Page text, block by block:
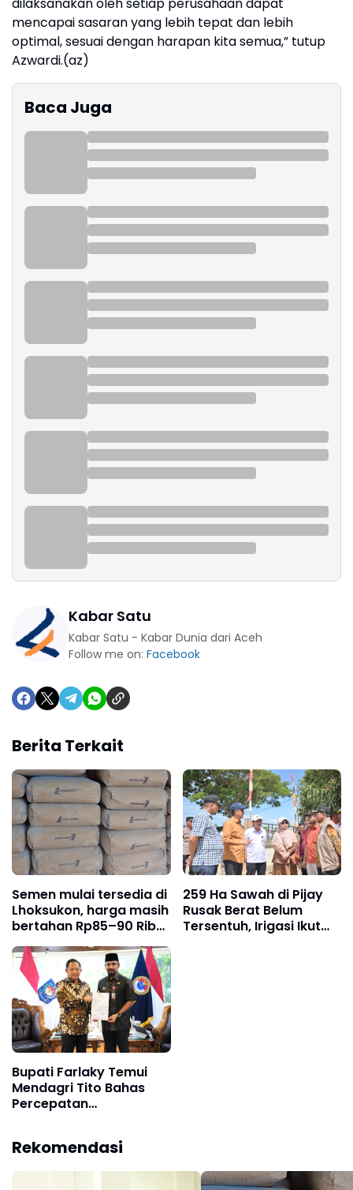
mencapai sasaran yang lebih tepat dan lebih
optimal, sesuai dengan harapan kita semua,” tutup
Azwardi.(az)
Baca Juga
Kabar Satu
Kabar Satu - Kabar Dunia dari Aceh
Follow me on: Facebook
Berita Terkait
Semen mulai tersedia di
Lhoksukon, harga masih
bertahan Rp85–90 Ribu
per sak
259 Ha Sawah di Pijay
Rusak Berat Belum
Tersentuh, Irigasi Ikut
Bupati Farlaky Temui
Mendagri Tito Bahas
Percepatan
Rekomendasi